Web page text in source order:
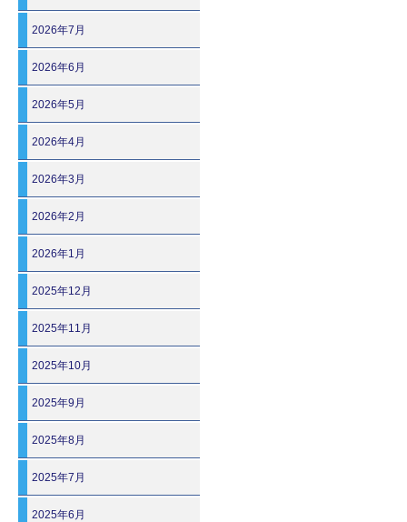
2026年7月
2026年6月
2026年5月
2026年4月
2026年3月
2026年2月
2026年1月
2025年12月
2025年11月
2025年10月
2025年9月
2025年8月
2025年7月
2025年6月